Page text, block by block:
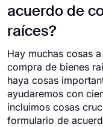
acuerdo de
raíces?
Hay muchas cosas
compra de bienes
haya cosas
ayudaremos con
incluimos cosas
formulario de